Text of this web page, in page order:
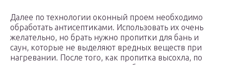
Далее по технологии оконный проем необходимо
обработать антисептиками. Использовать их очень
желательно, но брать нужно пропитки для бань и
саун, которые не выделяют вредных веществ при
нагревании. После того, как пропитка высохла, по